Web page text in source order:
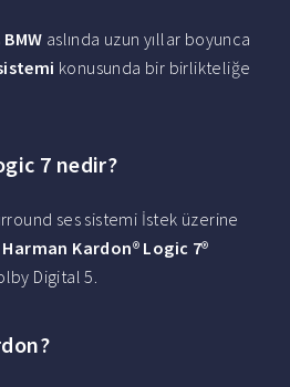
BMW aslında uzun yıllar boyunca
konusunda bir birlikteliğe
7 nedir?
ses sistemi İstek üzerine
Harman Kardon® Logic 7®
Digital 5.